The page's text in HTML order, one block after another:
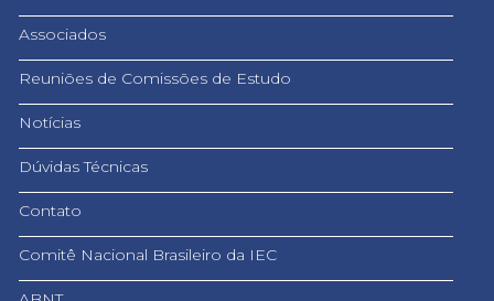
Associados
Reuniões de Comissões de Estudo
Notícias
Dúvidas Técnicas
Contato
Comitê Nacional Brasileiro da IEC